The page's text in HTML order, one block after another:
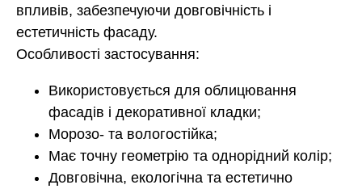
впливів, забезпечуючи довговічність і
естетичність фасаду.
Особливості застосування:
Використовується для облицювання
фасадів і декоративної кладки;
Морозо- та вологостійка;
Має точну геометрію та однорідний колір;
Довговічна, екологічна та естетично